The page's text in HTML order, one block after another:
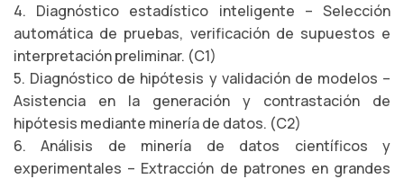
4. Diagnóstico estadístico inteligente – Selección
automática de pruebas, verificación de supuestos e
interpretación preliminar. (C1)
5. Diagnóstico de hipótesis y validación de modelos –
Asistencia en la generación y contrastación de
hipótesis mediante minería de datos. (C2)
6. Análisis de minería de datos científicos y
experimentales – Extracción de patrones en grandes